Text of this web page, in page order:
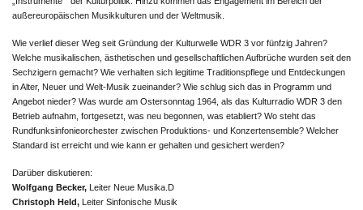
außereuropäischen Musikkulturen und der Weltmusik.
Wie verlief dieser Weg seit Gründung der Kulturwelle WDR 3 vor fünfzig Jahren?
Welche musikalischen, ästhetischen und gesellschaftlichen Aufbrüche wurden seit den
Sechzigern gemacht? Wie verhalten sich legitime Traditionspflege und Entdeckungen
in Alter, Neuer und Welt-Musik zueinander? Wie schlug sich das in Programm und
Angebot nieder? Was wurde am Ostersonntag 1964, als das Kulturradio WDR 3 den
Betrieb aufnahm, fortgesetzt, was neu begonnen, was etabliert? Wo steht das
Rundfunksinfonieorchester zwischen Produktions- und Konzertensemble? Welcher
Standard ist erreicht und wie kann er gehalten und gesichert werden?
Darüber diskutieren:
Wolfgang Becker, Leiter Neue Musika.D
Christoph Held, Leiter Sinfonische Musik